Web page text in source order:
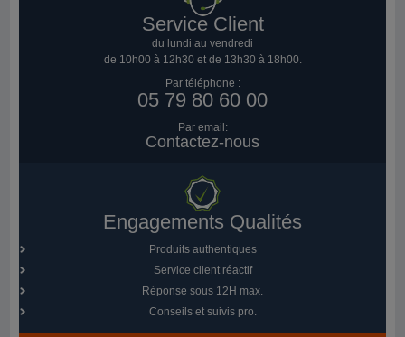
Service Client
du lundi au vendredi
de 10h00 à 12h30 et de 13h30 à 18h00.
Par téléphone :
05 79 80 60 00
Par email:
Contactez-nous
Engagements Qualités
Produits authentiques
Service client réactif
Réponse sous 12H max.
Conseils et suivis pro.